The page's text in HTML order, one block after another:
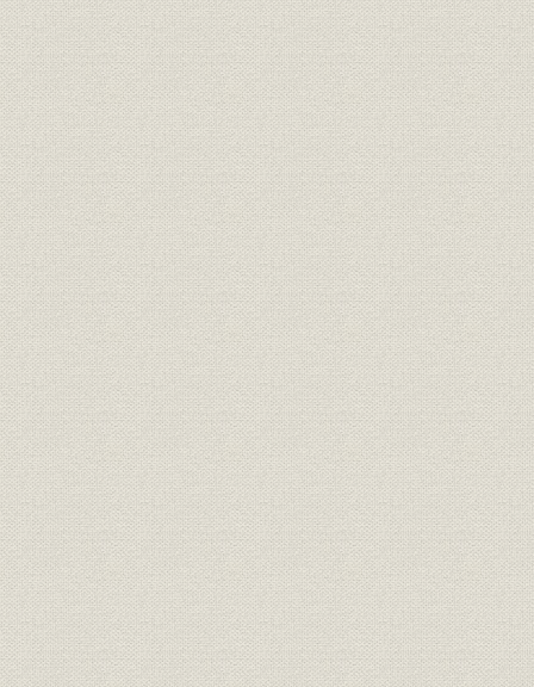
のとみられている。
商品;風俗
明治期の靴のいろいろ(平出鏗二
郎著『東京風俗史』より)
[明治期中
風俗
明治初期の官営鉄道の蒸気機関
車。鉄道員の制服も文明開化の
においがする。
明治初期
業界
札幌の老舗「イワイ靴店」は、
もともと伊勢勝造靴場で製靴業
を学んだ初代・岩井信六が、明
治11年北海道に渡って始めたも
の。北海道物産共進会で何度か
入選している(イワイ靴店提供)
[明治10年
事業所
東京府統計表による明治前期に
おける製靴工場の概要(明治
9~14年)
明治9年
(1881年)
生産
文明開化(明治20年ごろまで)の
靴の製造実績
明治9年
(1887年)
沿革
日本製靴(株)の創立系統図(桜組
系、東京製皮系、大蔵組系、福
島合名系)
慶応(1860
治43年)
通貨 日銀券発行前の政府紙幣10円札 [明治10年
金融機関
明治15年、日本銀行の開業当時
の建物は永代橋際にあった。な
お、のちに現在地の日本橋・本
明治15年